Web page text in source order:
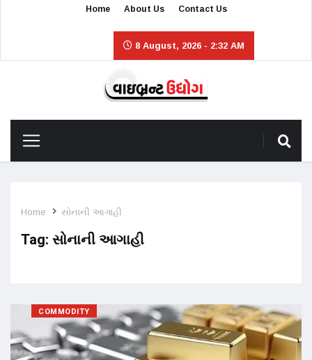
Home About Us Contact Us
8 August, 2026 - 2:32 AM
Home સોનાની આગાહી
Tag: સોનાની આગાહી
COMMODITY